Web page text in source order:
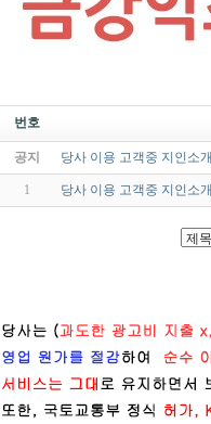
번호
공지 당사 이용 고객중 지인소
1 당사 이용 고객중 지인소